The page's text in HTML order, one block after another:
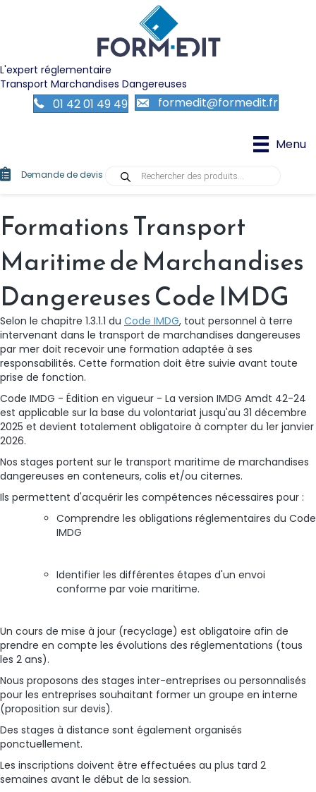
L'expert réglementaire
Transport Marchandises Dangereuses
01 42 01 49 49 formedit@formedit.fr
Menu
Demande de devis Recherche
Formations Transport
Maritime de Marchandises
Dangereuses Code IMDG
Selon le chapitre 1.3.1.1 du Code IMDG, tout personnel à terre
intervenant dans le transport de marchandises dangereuses
par mer doit recevoir une formation adaptée à ses
responsabilités. Cette formation doit être suivie avant toute
prise de fonction.
Code IMDG - Édition en vigueur - La version IMDG Amdt 42-24
est applicable sur la base du volontariat jusqu'au 31 décembre
2025 et devient totalement obligatoire à compter du 1er janvier
2026.
Nos stages portent sur le transport maritime de marchandises
dangereuses en conteneurs, colis et/ou citernes.
Ils permettent d'acquérir les compétences nécessaires pour :
Comprendre les obligations réglementaires du Code
IMDG
Identifier les différentes étapes d'un envoi
conforme par voie maritime.
Un cours de mise à jour (recyclage) est obligatoire afin de
prendre en compte les évolutions des réglementations (tous
les 2 ans).
Nous proposons des stages inter-entreprises ou personnalisés
pour les entreprises souhaitant former un groupe en interne
(proposition sur devis).
Des stages à distance sont également organisés
ponctuellement.
Les inscriptions doivent être effectuées au plus tard 2
semaines avant le début de la session.